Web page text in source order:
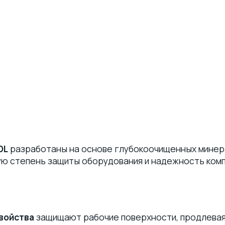
разработаны на основе глубокоочищенных
степень защиты оборудования и надежность
защищают рабочие поверхности,